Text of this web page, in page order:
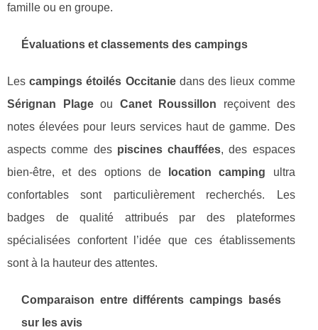
famille ou en groupe.
Évaluations et classements des campings
Lescampings étoilés Occitaniedans des lieux comme
Sérignan Plageou Canet Roussillon reçoivent des
notes élevées pour leurs services haut de gamme. Des
aspects comme des piscines chauffées, des espaces
bien-être, et des options de
location camping ultra
confortables sont particulièrement recherchés. Les
badges de qualité attribués par des plateformes
spécialisées confortent l’idée que ces établissements
sont à la hauteur des attentes.
Comparaison entre différents campings basés
sur les avis